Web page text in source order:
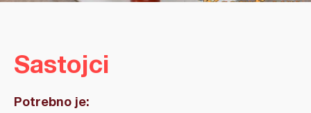
Sastojci
Potrebno je: